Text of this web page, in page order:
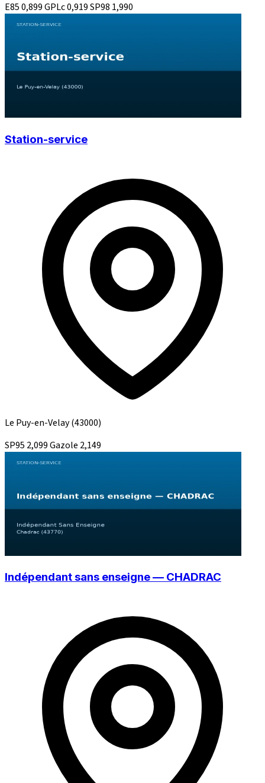
E850,899GPLc0,919SP98 1,990
Station-service
Le Puy-en-Velay(43000)
SP95 2,099Gazole 2,149
Indépendant sans enseigne — CHADRAC